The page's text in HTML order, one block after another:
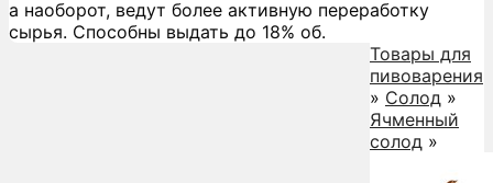
а наоборот, ведут более активную переработку
сырья. Способны выдать до 18% об.
Товары для
пивоварения
» Солод »
Ячменный
солод »